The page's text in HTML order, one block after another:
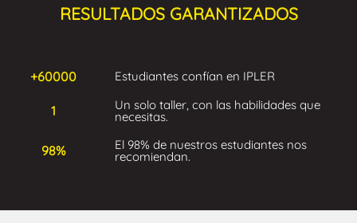
RESULTADOS GARANTIZADOS
+60000 Estudiantes confían en IPLER
1 Un solo taller, con las habilidades que
necesitas.
98% El 98% de nuestros estudiantes nos
recomiendan.